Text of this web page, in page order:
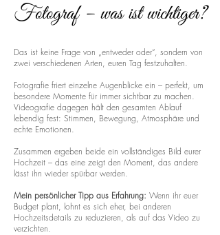
Fotograf – was ist wichtiger?
Das ist keine Frage von „entweder oder“, sondern von
zwei verschiedenen Arten, euren Tag festzuhalten.
Fotografie friert einzelne Augenblicke ein – perfekt, um
besondere Momente für immer sichtbar zu machen.
Videografie dagegen hält den gesamten Ablauf
lebendig fest: Stimmen, Bewegung, Atmosphäre und
echte Emotionen.
Zusammen ergeben beide ein vollständiges Bild eurer
Hochzeit – das eine zeigt den Moment, das andere
lässt ihn wieder spürbar werden.
Mein persönlicher Tipp aus Erfahrung: Wenn ihr euer
Budget plant, lohnt es sich eher, bei anderen
Hochzeitsdetails zu reduzieren, als auf das Video zu
verzichten.